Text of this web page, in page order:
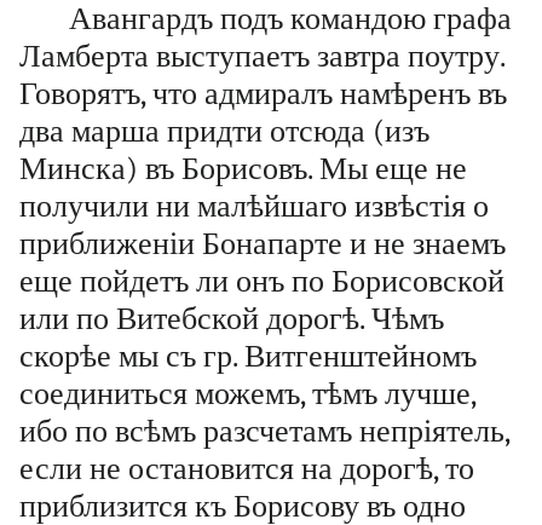
Авангардъ подъ командою графа
Ламберта выступаетъ завтра поутру.
Говорятъ, что адмиралъ намѣренъ въ
два марша придти отсюда (изъ
Минска) въ Борисовъ. Мы еще не
получили ни малѣйшаго извѣстія о
приближеніи Бонапарте и не знаемъ
еще пойдетъ ли онъ по Борисовской
или по Витебской дорогѣ. Чѣмъ
скорѣе мы съ гр. Витгенштейномъ
соединиться можемъ, тѣмъ лучше,
ибо по всѣмъ разсчетамъ непріятель,
если не остановится на дорогѣ, то
приблизится къ Борисову въ одно